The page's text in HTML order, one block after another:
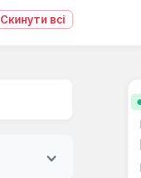
Скинути всі